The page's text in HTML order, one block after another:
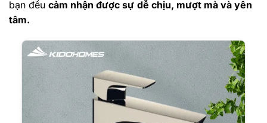
bạn đều cảm nhận được sự dễ chịu, mượt mà và yên
tâm.